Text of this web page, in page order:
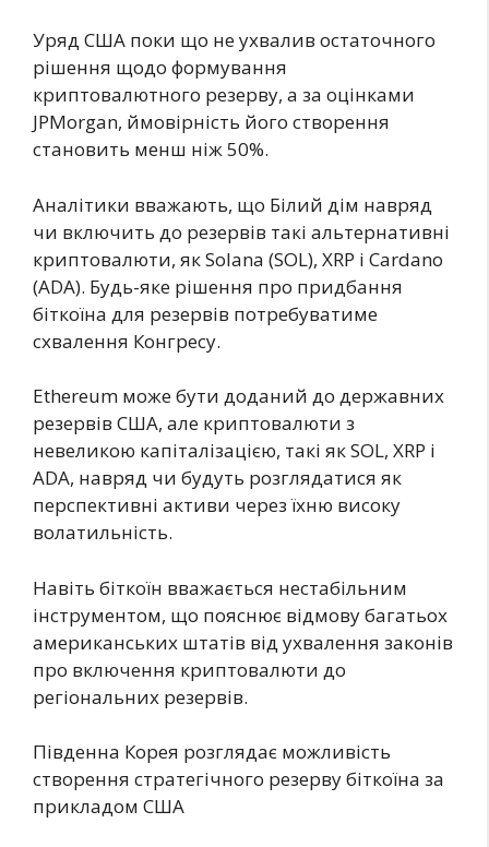
Уряд США поки що не ухвалив остаточного
рішення щодо формування
криптовалютного резерву, а за оцінками
JPMorgan, ймовірність його створення
становить менш ніж 50%.
Аналітики вважають, що Білий дім навряд
чи включить до резервів такі альтернативні
криптовалюти, як Solana (SOL), XRP і Cardano
(ADA). Будь-яке рішення про придбання
біткоїна для резервів потребуватиме
схвалення Конгресу.
Ethereum може бути доданий до державних
резервів США, але криптовалюти з
невеликою капіталізацією, такі як SOL, XRP і
ADA, навряд чи будуть розглядатися як
перспективні активи через їхню високу
волатильність.
Навіть біткоїн вважається нестабільним
інструментом, що пояснює відмову багатьох
американських штатів від ухвалення законів
про включення криптовалюти до
регіональних резервів.
Південна Корея розглядає можливість
створення стратегічного резерву біткоїна за
прикладом США